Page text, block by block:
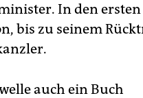
In den ersten
bis zu seinem
auch ein Buch